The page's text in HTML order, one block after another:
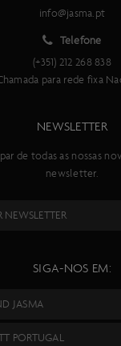
info@jasma.pt
Telefone
(+351) 212 268 838
para rede fixa
NEWSLETTER
de todas as nossas
newsletter.
NEWSLETTER
SIGA-NOS EM:
JASMA
PORTUGAL